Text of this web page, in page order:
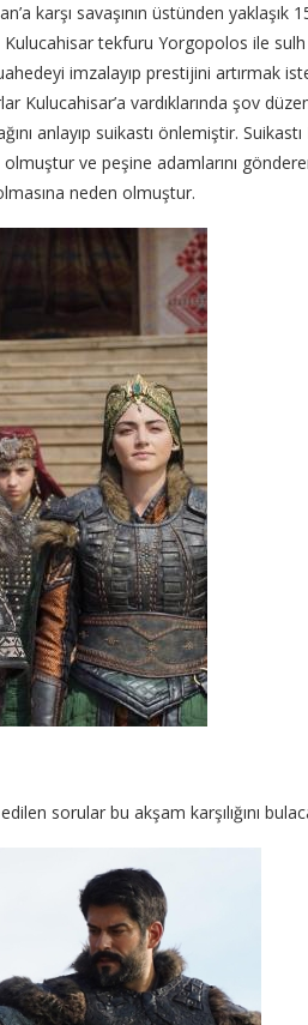
karşı savaşının üstünden yaklaşık
tekfuru Yorgopolos ile sulh
imzalayıp prestijini artırmak
Kulucahisar’a vardıklarında şov
anlayıp suikastı önlemiştir.
ve peşine adamlarını
neden olmuştur.
sorular bu akşam karşılığını